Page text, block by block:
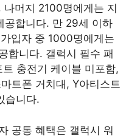
머지 2100명에게는 지
공합니다. 만 29세 이하
입자 중 1000명에게는
합니다. 갤럭시 필수 패
충전기 케이블 미포함,
트폰 거치대, Y아티스트
습니다.
공통 혜택은 갤럭시 워